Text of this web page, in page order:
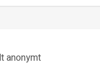
anonymt